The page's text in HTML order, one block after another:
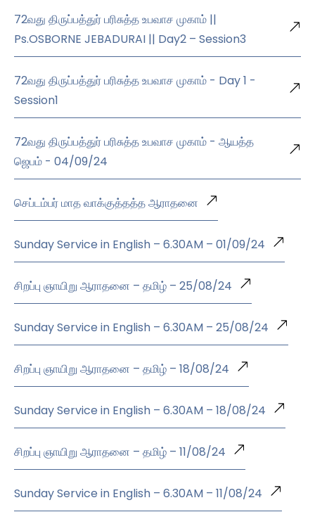
72வது திருப்பத்துர் பரிசுத்த உபவாச முகாம் ||
Ps.OSBORNE JEBADURAI || Day2 – Session3
72வது திருப்பத்துர் பரிசுத்த உபவாச முகாம் - Day 1 -
Session1
72வது திருப்பத்துர் பரிசுத்த உபவாச முகாம் - ஆயத்த
ஜெபம் - 04/09/24
செப்டம்பர் மாத வாக்குத்தத்த ஆராதனை
Sunday Service in English – 6.30AM – 01/09/24
சிறப்பு ஞாயிறு ஆராதனை – தமிழ் – 25/08/24
Sunday Service in English – 6.30AM – 25/08/24
சிறப்பு ஞாயிறு ஆராதனை – தமிழ் – 18/08/24
Sunday Service in English – 6.30AM – 18/08/24
சிறப்பு ஞாயிறு ஆராதனை – தமிழ் – 11/08/24
Sunday Service in English – 6.30AM – 11/08/24